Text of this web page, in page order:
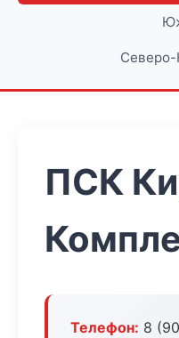
ПСК
Телефон: 8